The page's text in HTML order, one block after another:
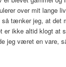
over mit lange
tænker jeg, at det
er ikke altid klogt at
jeg været en vare,